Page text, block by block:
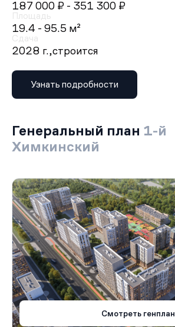
187 000 ₽ - 351 300 ₽
Площадь
19.4 - 95.5 м²
Сдача
2028 г.,строится
Узнать подробности
Генеральный план 1-й
Химкинский
Смотреть генплан